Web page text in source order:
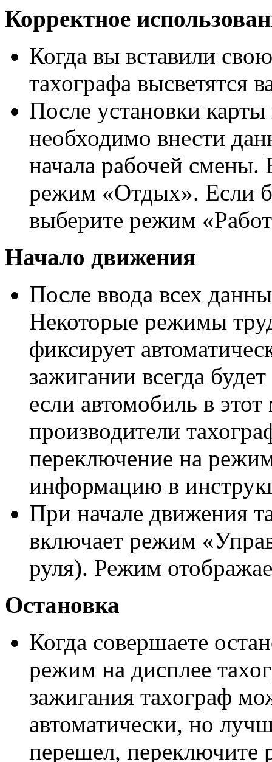
Корректное
Когда вы вставили
тахографа
После установки карты
необходимо внести
начала рабочей смены.
режим «Отдых». Если
выберите режим
Начало движения
После ввода всех
Некоторые режимы
фиксирует
зажигании всегда
если автомобиль в
производители
переключение на
информацию в
При начале движения
включает режим
руля). Режим
Остановка
Когда совершаете
режим на дисплее
зажигания тахограф
автоматически, но
перешел,